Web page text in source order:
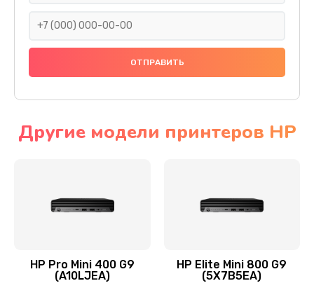
Восстановление данных
Другие модели принтеров HP
HP Pro Mini 400 G9
(A10LJEA)
HP Elite Mini 800 G9
(5X7B5EA)